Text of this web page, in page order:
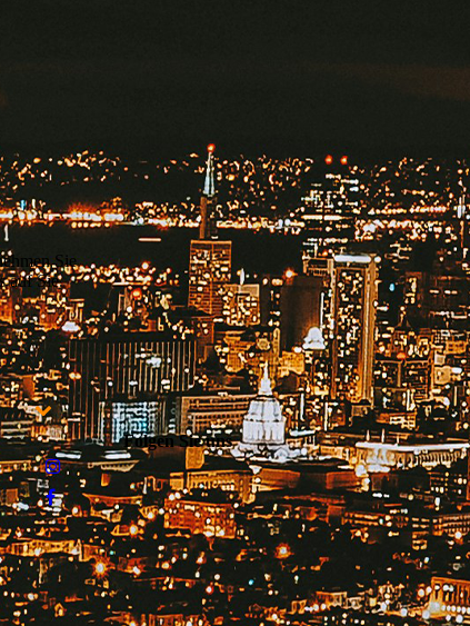
Sie
auf Sie.
Folgen Sie uns